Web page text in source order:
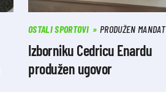
OSTALI SPORTOVI PRODUŽEN MANDAT
Izborniku Cedricu Enardu
produžen ugovor